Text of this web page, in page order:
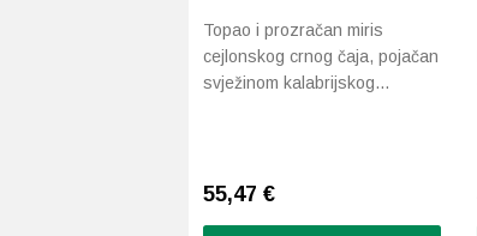
Topao i prozračan miris
cejlonskog crnog čaja, pojačan
svježinom kalabrijskog…
55,47 €